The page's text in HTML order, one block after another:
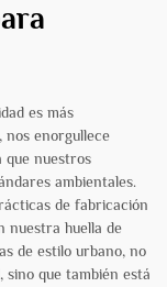
es más
nos enorgullece
que nuestros
ambientales.
de fabricación
nuestra huella de
de estilo urbano, no
que también está